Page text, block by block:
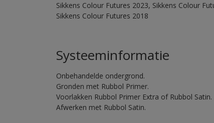
Sikkens Colour Futures 2023, Sikkens Colour
Sikkens Colour Futures 2018
Systeeminformatie
Onbehandelde ondergrond.
Gronden met Rubbol Primer.
Voorlakken Rubbol Primer Extra of Rubbol Satin.
Afwerken met Rubbol Satin.